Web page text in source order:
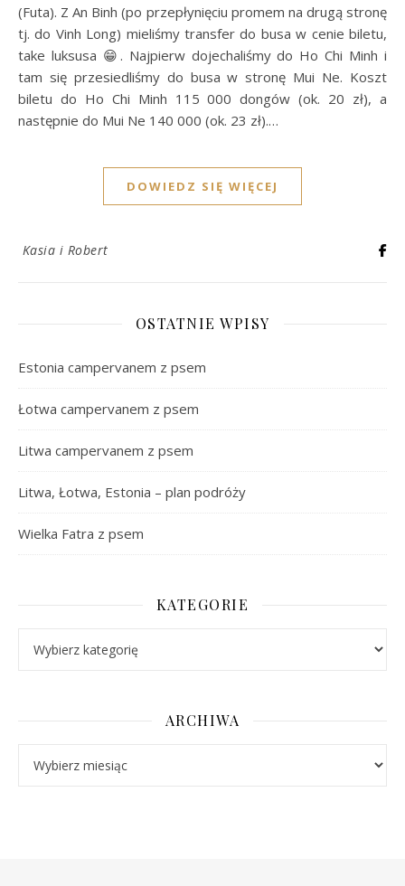
(Futa). Z An Binh (po przepłynięciu promem na drugą stronę
tj. do Vinh Long) mieliśmy transfer do busa w cenie biletu,
take luksusa 😁. Najpierw dojechaliśmy do Ho Chi Minh i
tam się przesiedliśmy do busa w stronę Mui Ne. Koszt
biletu do Ho Chi Minh 115 000 dongów (ok. 20 zł), a
następnie do Mui Ne 140 000 (ok. 23 zł).…
DOWIEDZ SIĘ WIĘCEJ
Kasia i Robert
OSTATNIE WPISY
Estonia campervanem z psem
Łotwa campervanem z psem
Litwa campervanem z psem
Litwa, Łotwa, Estonia – plan podróży
Wielka Fatra z psem
KATEGORIE
ARCHIWA